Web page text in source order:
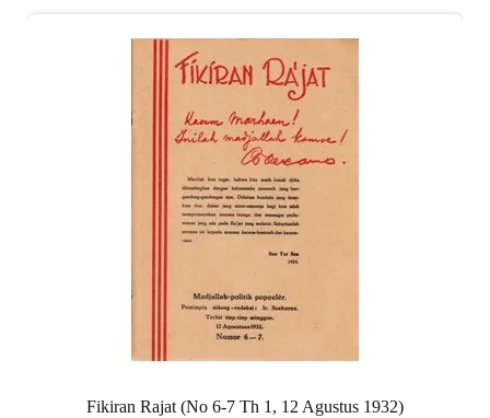
Fikiran Rajat (No 6-7 Th 1, 12 Agustus 1932)